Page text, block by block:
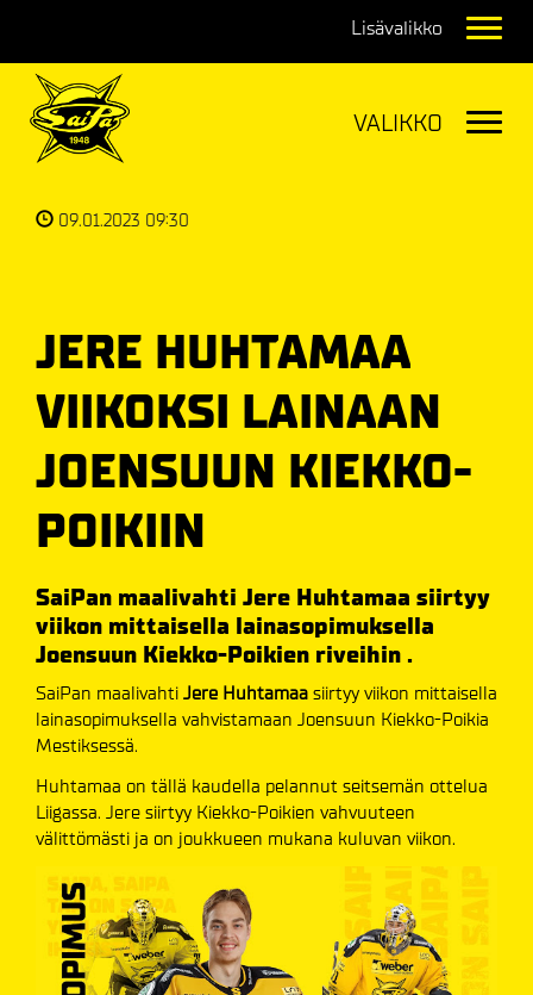
09.01.2023 09:30
JERE HUHTAMAA
VIIKOKSI LAINAAN
JOENSUUN KIEKKO-
POIKIIN
SaiPan maalivahti Jere Huhtamaa siirtyy
viikon mittaisella lainasopimuksella
Joensuun Kiekko-Poikien riveihin .
SaiPan maalivahti Jere Huhtamaa siirtyy viikon mittaisella
lainasopimuksella vahvistamaan Joensuun Kiekko-Poikia
Mestiksessä.
Huhtamaa on tällä kaudella pelannut seitsemän ottelua
Liigassa. Jere siirtyy Kiekko-Poikien vahvuuteen
välittömästi ja on joukkueen mukana kuluvan viikon.